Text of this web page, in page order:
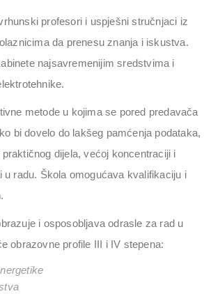
profesori i uspješni stručnjaci iz
da prenesu znanja i iskustva.
najsavremenijim sredstvima i
metode u kojima se pored predavača
bi dovelo do lakšeg pamćenja podataka,
dijela, većoj koncentraciji i
u radu. Škola omogućava kvalifikaciju i
i osposobljava odrasle za rad u
obrazovne profile III i IV stepena: